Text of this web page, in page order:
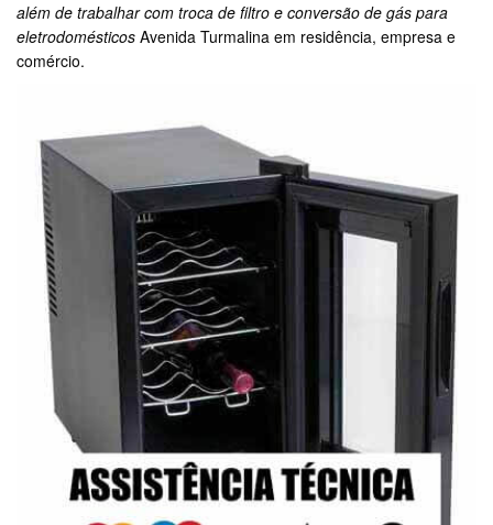
além de trabalhar com troca de filtro e conversão de gás para
eletrodomésticos Avenida Turmalina em residência, empresa e
comércio.